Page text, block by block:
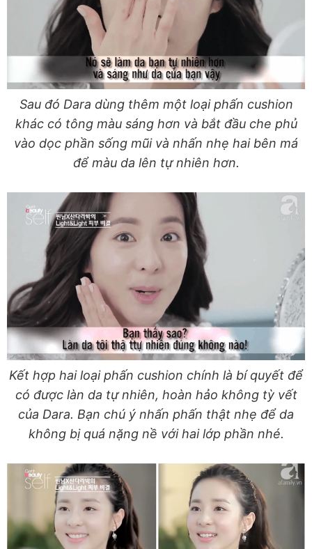
Sau đó Dara dùng thêm một loại phấn cushion
khác có tông màu sáng hơn và bắt đầu che phủ
vào dọc phần sống mũi và nhấn nhẹ hai bên má
để màu da lên tự nhiên hơn.
Kết hợp hai loại phấn cushion chính là bí quyết để
có được làn da tự nhiên, hoàn hảo không tỳ vết
của Dara. Bạn chú ý nhấn phấn thật nhẹ để da
không bị quá nặng nề với hai lớp phần nhé.